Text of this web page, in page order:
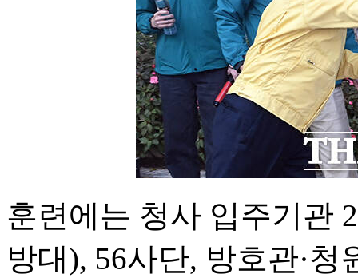
훈련에는 청사 입주기관
방대), 56사단, 방호관·